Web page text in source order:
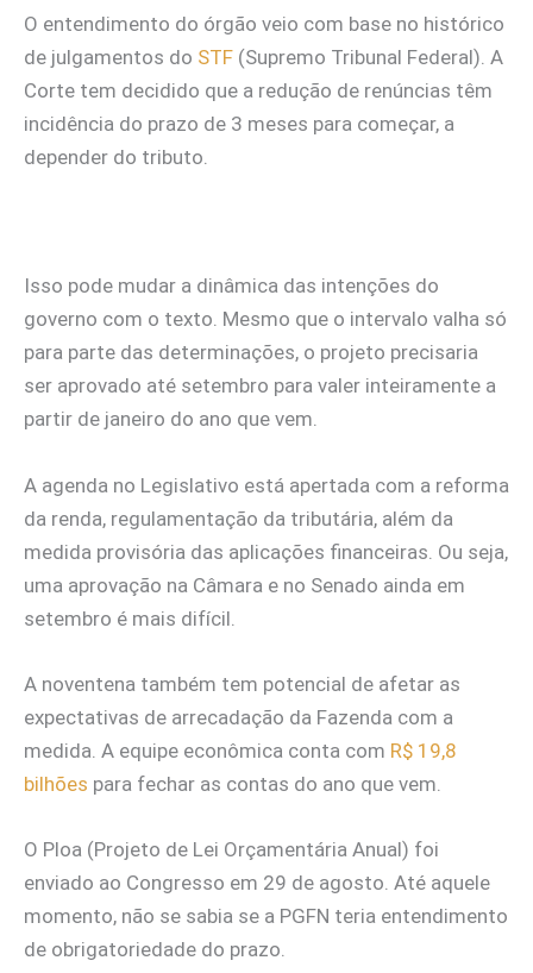
O entendimento do órgão veio com base no histórico
de julgamentos do STF (Supremo Tribunal Federal). A
Corte tem decidido que a redução de renúncias têm
incidência do prazo de 3 meses para começar, a
depender do tributo.
Isso pode mudar a dinâmica das intenções do
governo com o texto. Mesmo que o intervalo valha só
para parte das determinações, o projeto precisaria
ser aprovado até setembro para valer inteiramente a
partir de janeiro do ano que vem.
A agenda no Legislativo está apertada com a reforma
da renda, regulamentação da tributária, além da
medida provisória das aplicações financeiras. Ou seja,
uma aprovação na Câmara e no Senado ainda em
setembro é mais difícil.
A noventena também tem potencial de afetar as
expectativas de arrecadação da Fazenda com a
medida. A equipe econômica conta com R$ 19,8
bilhões para fechar as contas do ano que vem.
O Ploa (Projeto de Lei Orçamentária Anual) foi
enviado ao Congresso em 29 de agosto. Até aquele
momento, não se sabia se a PGFN teria entendimento
de obrigatoriedade do prazo.